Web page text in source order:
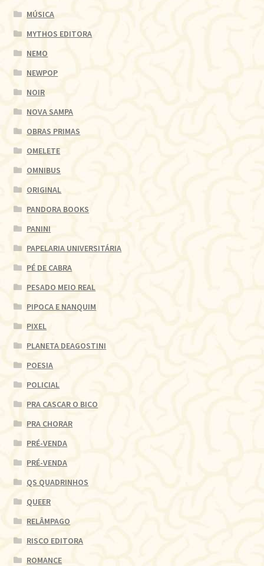
MÚSICA
MYTHOS EDITORA
NEMO
NEWPOP
NOIR
NOVA SAMPA
OBRAS PRIMAS
OMELETE
OMNIBUS
ORIGINAL
PANDORA BOOKS
PANINI
PAPELARIA UNIVERSITÁRIA
PÉ DE CABRA
PESADO MEIO REAL
PIPOCA E NANQUIM
PIXEL
PLANETA DEAGOSTINI
POESIA
POLICIAL
PRA CASCAR O BICO
PRA CHORAR
PRÉ-VENDA
PRÉ-VENDA
QS QUADRINHOS
QUEER
RELÂMPAGO
RISCO EDITORA
ROMANCE